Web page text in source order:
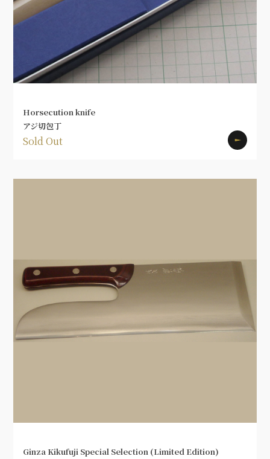
Horsecution knife
アジ切包丁
Sold Out
Ginza Kikufuji Special Selection (Limited Edition)